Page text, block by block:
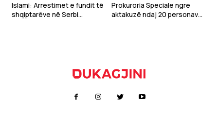
Islami: Arrestimet e fundit të
shqiptarëve në Serbi
Prokuroria Speciale ngre
aktakuzë ndaj 20 personave